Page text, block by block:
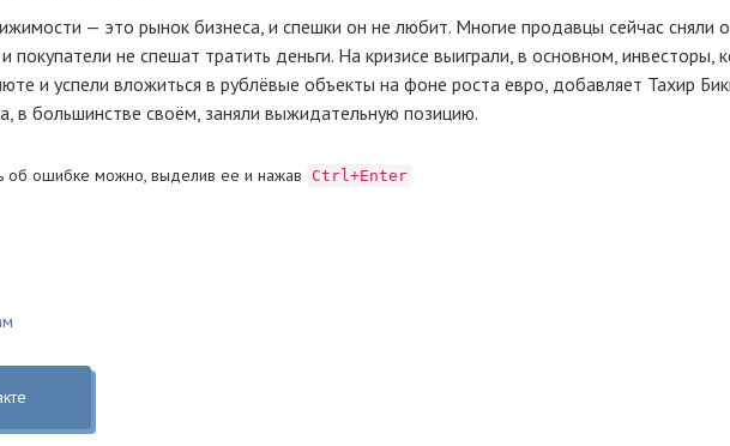
— это рынок бизнеса, и спешки он не любит. Многие продавцы сейчас сняли
покупатели не спешат тратить деньги. На кризисе выиграли, в основном, инвесторы,
и успели вложиться в рублёвые объекты на фоне роста евро, добавляет Тахир
в большинстве своём, заняли выжидательную позицию.
об ошибке можно, выделив ее и нажав Ctrl+Enter